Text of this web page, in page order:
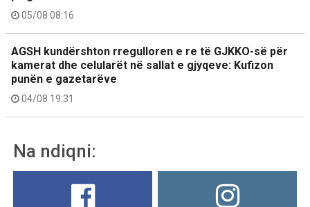
05/08 08:16
AGSH kundërshton rregulloren e re të GJKKO-së për
kamerat dhe celularët në sallat e gjyqeve: Kufizon
punën e gazetarëve
04/08 19:31
Na ndiqni: